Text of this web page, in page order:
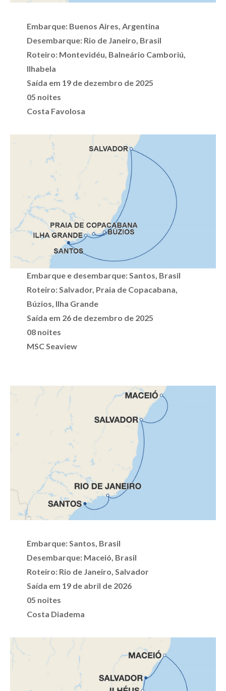
Embarque: Buenos Aires, Argentina
Desembarque: Rio de Janeiro, Brasil
Roteiro: Montevidéu, Balneário Camboriú,
Ilhabela
Saída em 19 de dezembro de 2025
05 noites
Costa Favolosa
Embarque e desembarque: Santos, Brasil
Roteiro: Salvador, Praia de Copacabana,
Búzios, Ilha Grande
Saída em 26 de dezembro de 2025
08 noites
MSC Seaview
Embarque: Santos, Brasil
Desembarque: Maceió, Brasil
Roteiro: Rio de Janeiro, Salvador
Saída em 19 de abril de 2026
05 noites
Costa Diadema